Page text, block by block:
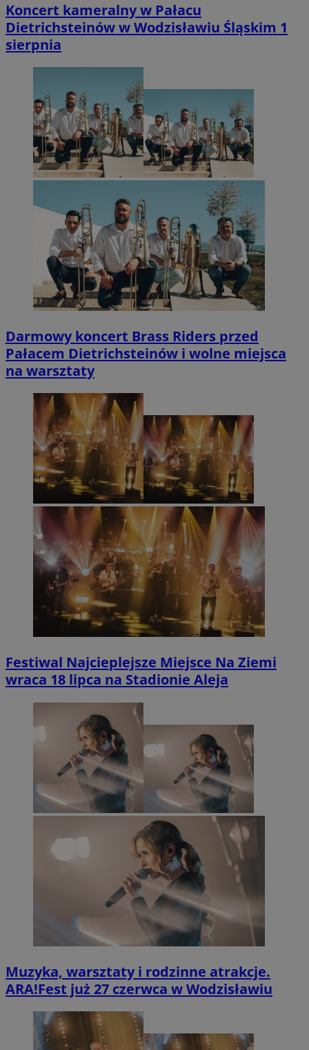
Koncert kameralny w Pałacu
Dietrichsteinów w Wodzisławiu Śląskim 1
sierpnia
Darmowy koncert Brass Riders przed
Pałacem Dietrichsteinów i wolne miejsca
na warsztaty
Festiwal Najcieplejsze Miejsce Na Ziemi
wraca 18 lipca na Stadionie Aleja
Muzyka, warsztaty i rodzinne atrakcje.
ARA!Fest już 27 czerwca w Wodzisławiu